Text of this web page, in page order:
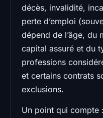
décès, invalidité,
perte d’emploi
dépend de l’âge, du
capital assuré et du
professions
et certains contrats
exclusions.
Un point qui compte